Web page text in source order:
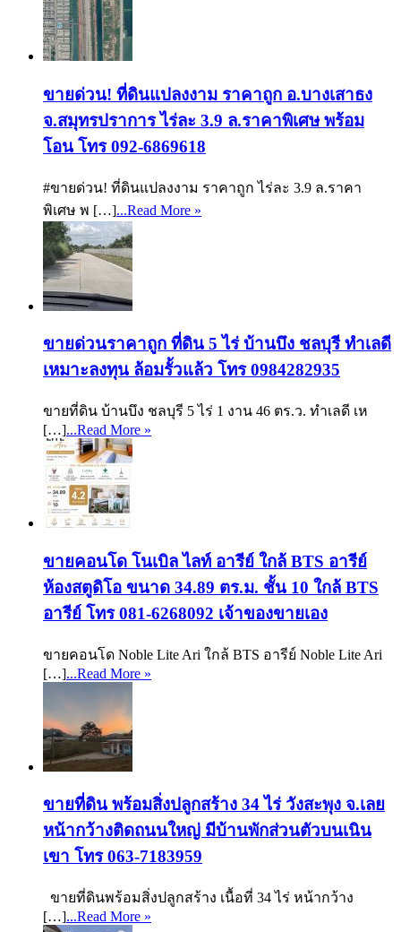
ขายด่วน! ที่ดินแปลงงาม ราคาถูก อ.บางเสาธง
จ.สมุทรปราการ ไร่ละ 3.9 ล.ราคาพิเศษ พร้อม
โอน โทร 092-6869618
#ขายด่วน! ที่ดินแปลงงาม ราคาถูก ไร่ละ 3.9 ล.ราคา
พิเศษ พ […]...Read More »
ขายด่วนราคาถูก ที่ดิน 5 ไร่ บ้านบึง ชลบุรี ทำเลดี
เหมาะลงทุน ล้อมรั้วแล้ว โทร 0984282935
ขายที่ดิน บ้านบึง ชลบุรี 5 ไร่ 1 งาน 46 ตร.ว. ทำเลดี เห
[…]...Read More »
ขายคอนโด โนเบิล ไลท์ อารีย์ ใกล้ BTS อารีย์
ห้องสตูดิโอ ขนาด 34.89 ตร.ม. ชั้น 10 ใกล้ BTS
อารีย์ โทร 081-6268092 เจ้าของขายเอง
ขายคอนโด Noble Lite Ari ใกล้ BTS อารีย์ Noble Lite Ari
[…]...Read More »
ขายที่ดิน พร้อมสิ่งปลูกสร้าง 34 ไร่ วังสะพุง จ.เลย
หน้ากว้างติดถนนใหญ่ มีบ้านพักส่วนตัวบนเนิน
เขา โทร 063-7183959
ขายที่ดินพร้อมสิ่งปลูกสร้าง เนื้อที่ 34 ไร่ หน้ากว้าง
[…]...Read More »